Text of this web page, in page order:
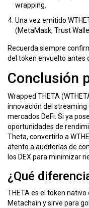
wrapping.
Una vez emitido
(MetaMask, Trust
Recuerda siempre
del token envuelto antes
Conclusión
Wrapped THETA
innovación del
mercados DeFi. Si ya
oportunidades de
Theta, convertirlo a
atento a auditorías de
los DEX para minimizar
¿Qué
THETA es el token
Metachain y sirve para